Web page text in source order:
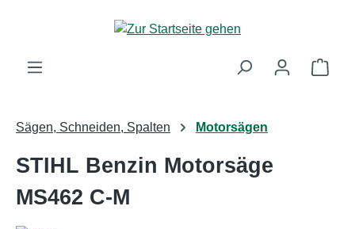
Zum Hauptinhalt springen
Sägen, Schneiden, Spalten Motorsägen
STIHL Benzin Motorsäge
MS462 C-M